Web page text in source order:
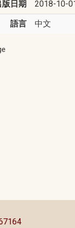
版日期 2018-10-
語言 中文